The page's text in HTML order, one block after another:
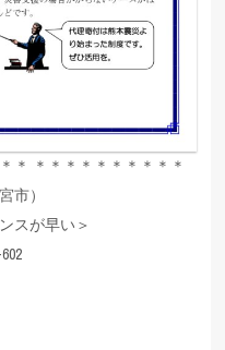
＊ ＊＊＊＊＊＊＊＊＊＊
市）
スが早い＞